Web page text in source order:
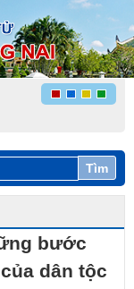
Tìm
bước
dân tộc